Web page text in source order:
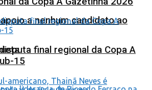
a nenhum candidato ao
final regional da Copa A
15